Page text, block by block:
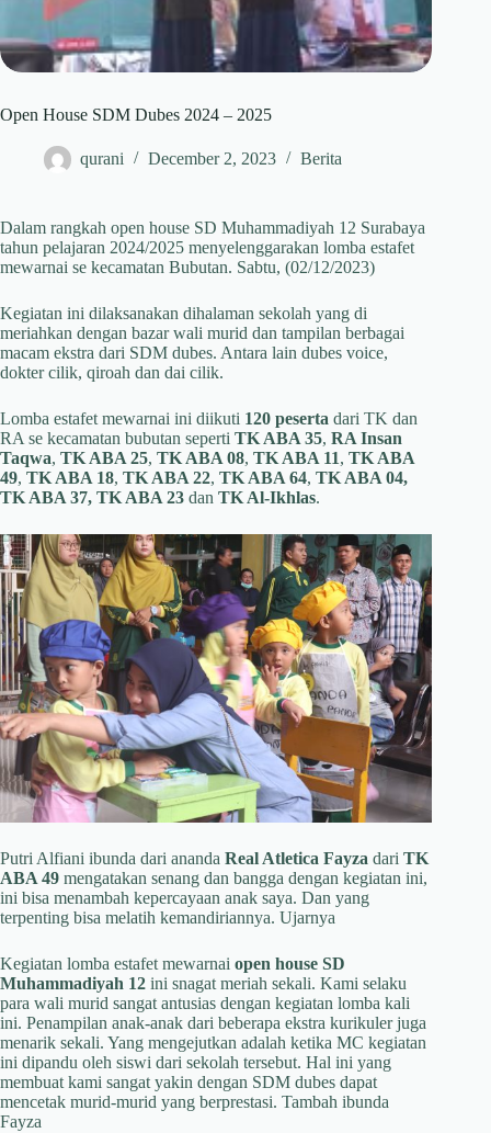
Open House SDM Dubes 2024 – 2025
qurani December 2, 2023 Berita
Dalam rangkah open house SD Muhammadiyah 12 Surabaya
tahun pelajaran 2024/2025 menyelenggarakan lomba estafet
mewarnai se kecamatan Bubutan. Sabtu, (02/12/2023)
Kegiatan ini dilaksanakan dihalaman sekolah yang di
meriahkan dengan bazar wali murid dan tampilan berbagai
macam ekstra dari SDM dubes. Antara lain dubes voice,
dokter cilik, qiroah dan dai cilik.
Lomba estafet mewarnai ini diikuti 120 peserta dari TK dan
RA se kecamatan bubutan seperti TK ABA 35, RA Insan
Taqwa, TK ABA 25, TK ABA 08, TK ABA 11, TK ABA
49, TK ABA 18, TK ABA 22, TK ABA 64, TK ABA 04,
TK ABA 37, TK ABA 23 dan TK Al-Ikhlas.
Putri Alfiani ibunda dari ananda Real Atletica Fayza dari TK
ABA 49 mengatakan senang dan bangga dengan kegiatan ini,
ini bisa menambah kepercayaan anak saya. Dan yang
terpenting bisa melatih kemandiriannya. Ujarnya
Kegiatan lomba estafet mewarnai open house SD
Muhammadiyah 12 ini snagat meriah sekali. Kami selaku
para wali murid sangat antusias dengan kegiatan lomba kali
ini. Penampilan anak-anak dari beberapa ekstra kurikuler juga
menarik sekali. Yang mengejutkan adalah ketika MC kegiatan
ini dipandu oleh siswi dari sekolah tersebut. Hal ini yang
membuat kami sangat yakin dengan SDM dubes dapat
mencetak murid-murid yang berprestasi. Tambah ibunda
Fayza